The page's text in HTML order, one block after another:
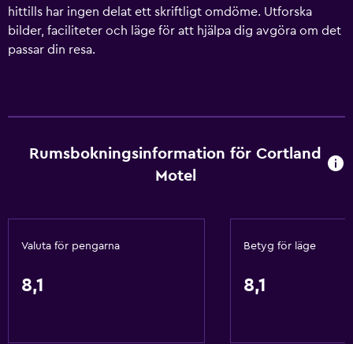
hittills har ingen delat ett skriftligt omdöme. Utforska
bilder, faciliteter och läge för att hjälpa dig avgöra om det
passar din resa.
Rumsbokningsinformation för Cortland
Motel
Valuta för pengarna
8,1
Betyg för läge
8,1